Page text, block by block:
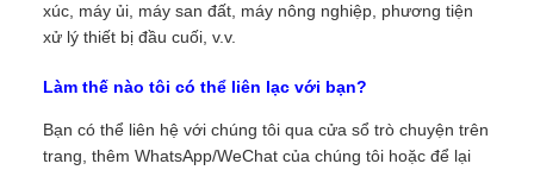
xúc, máy ủi, máy san đất, máy nông nghiệp, phương tiện
xử lý thiết bị đầu cuối, v.v.
Làm thế nào tôi có thể liên lạc với bạn?
Bạn có thể liên hệ với chúng tôi qua cửa sổ trò chuyện trên
trang, thêm WhatsApp/WeChat của chúng tôi hoặc để lại